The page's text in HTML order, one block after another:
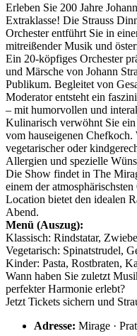
Erleben Sie 200 Jahre
Extraklasse! Die Strauss
Orchester entführt Sie in
mitreißender Musik und
Ein 20-köpfiges Orchester
und Märsche von Johann
Publikum. Begleitet von
Moderator entsteht ein
– mit humorvollen und
Kulinarisch verwöhnt Sie
vom hauseigenen Chefkoch.
vegetarischer oder
Allergien und spezielle
Die Show findet in The
einem der
Location bietet den idealen
Abend.
Menü (Auszug):
Klassisch: Rindstatar,
Vegetarisch: Spinatstrudel,
Kinder: Pasta, Rostbraten,
Wann haben Sie zuletzt
perfekter Harmonie erlebt?
Jetzt Tickets sichern und
Adresse: Mirage ·